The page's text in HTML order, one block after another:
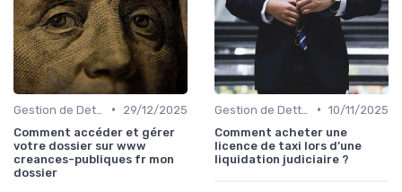
•
29/12/2025
Comment accéder et gérer
votre dossier sur www
creances-publiques fr mon
dossier
• 10/11/2025
Comment acheter une
licence de taxi lors d’une
liquidation judiciaire ?